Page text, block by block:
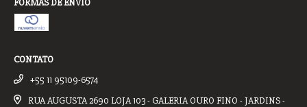
CONTATO
+55 11 95109-6574
RUA AUGUSTA 2690 LOJA 103 - GALERIA OURO FINO - JARDINS -